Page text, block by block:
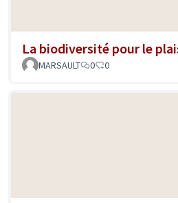
La biodiversité pour le
MARSAULT 0 0